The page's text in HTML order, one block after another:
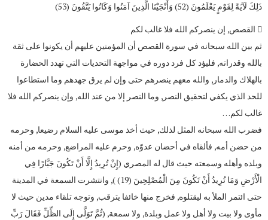
ذَلِكَ لَآيَةً لِقَوْمٍ يَعْلَمُونَ (52) وَأَنْجَيْنَا الَّذِينَ آمَنُوا وَكَانُوا يَتَّقُونَ (53)
 القصص, إن ينصركم الله فلا غالب لكم
ثم بين الله سبحانه في سورة القصص أن المؤمنين عليهم أن يكونوا على ثقة
بالله وقدراته, فليؤد كل فرد دوره في مواجهة التحديات التي تهدد الحضارة
بالهلاك والدمار, والله معهم ينصرهم حتى وإن لم يرق جهدهم وما استطاعوا
للحد الذي يكفي لتحقيق النصر, وما النصر إلا من عند الله, وإن ينصركم الله فلا
غالب لكم…
فضرب الله سبحانه المثل لذلك, حيث أخذ موسى عليه السلام رضيعا, وحرمه
من حضن أمه, فألقاه في أحضان عدوّه, وحرم عليه المراضع, وحرمه من أمنه
وبلده وأهله وسمعته حيث قال له المصري (إِنْ تُرِيدُ إِلَّا أَنْ تَكُونَ جَبَّارًا فِي
الْأَرْضِ وَمَا تُرِيدُ أَنْ تَكُونَ مِنَ الْمُصْلِحِينَ (19) ), وانتشرت السمعة في المدينة
حتى ائتمر الملأ به ليقتلوه, فخرج منها خائفا يترقب, وتوجه تلقاء مدين حيث لا
مأوى ولا بيت ولا أهل ولا عمل وبلدة, ولا سمعة, (ثُمَّ تَوَلَّى إِلَى الظِّلِّ فَقَالَ رَبِّ